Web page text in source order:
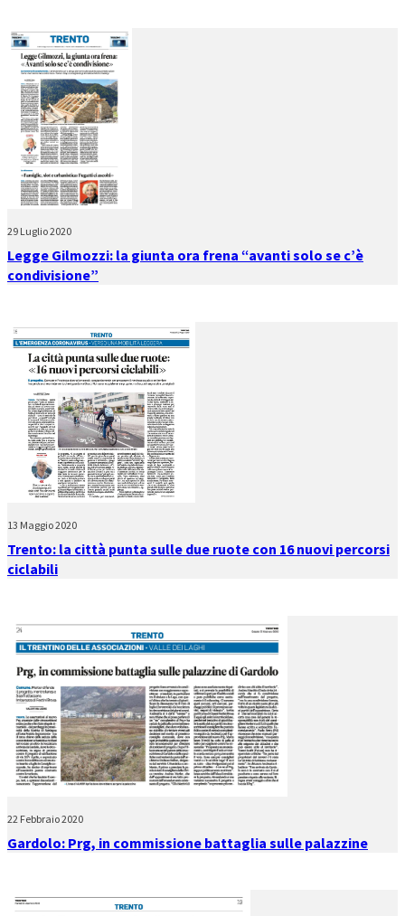
29 Luglio 2020
Legge Gilmozzi: la giunta ora frena “avanti solo se c’è
condivisione”
13 Maggio 2020
Trento: la città punta sulle due ruote con 16 nuovi percorsi
ciclabili
22 Febbraio 2020
Gardolo: Prg, in commissione battaglia sulle palazzine